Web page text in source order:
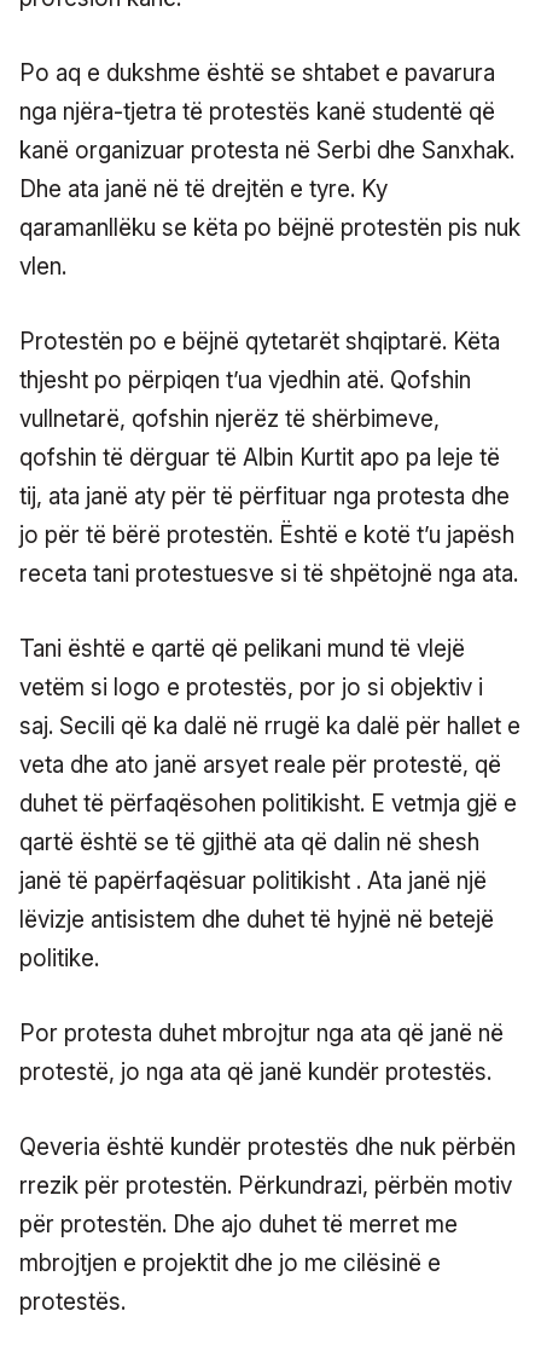
Po aq e dukshme është se shtabet e pavarura
nga njëra-tjetra të protestës kanë studentë që
kanë organizuar protesta në Serbi dhe Sanxhak.
Dhe ata janë në të drejtën e tyre. Ky
qaramanllëku se këta po bëjnë protestën pis nuk
vlen.
Protestën po e bëjnë qytetarët shqiptarë. Këta
thjesht po përpiqen t’ua vjedhin atë. Qofshin
vullnetarë, qofshin njerëz të shërbimeve,
qofshin të dërguar të Albin Kurtit apo pa leje të
tij, ata janë aty për të përfituar nga protesta dhe
jo për të bërë protestën. Është e kotë t’u japësh
receta tani protestuesve si të shpëtojnë nga ata.
Tani është e qartë që pelikani mund të vlejë
vetëm si logo e protestës, por jo si objektiv i
saj. Secili që ka dalë në rrugë ka dalë për hallet e
veta dhe ato janë arsyet reale për protestë, që
duhet të përfaqësohen politikisht. E vetmja gjë e
qartë është se të gjithë ata që dalin në shesh
janë të papërfaqësuar politikisht . Ata janë një
lëvizje antisistem dhe duhet të hyjnë në betejë
politike.
Por protesta duhet mbrojtur nga ata që janë në
protestë, jo nga ata që janë kundër protestës.
Qeveria është kundër protestës dhe nuk përbën
rrezik për protestën. Përkundrazi, përbën motiv
për protestën. Dhe ajo duhet të merret me
mbrojtjen e projektit dhe jo me cilësinë e
protestës.